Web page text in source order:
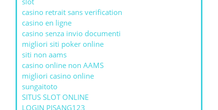
casino retrait sans verification
casino en ligne
casino senza invio documenti
migliori siti poker online
siti non aams
casino online non AAMS
migliori casino online
sungaitoto
SITUS SLOT ONLINE
LOGIN PISANG123